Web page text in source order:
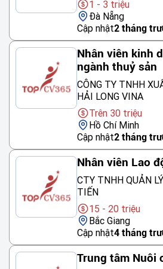
1 - 3 triệu
Đà Nẵng
Cập nhật2 tháng
Nhân viên kinh
ngành thuỷ sản
CÔNG TY TNHH
HẢI LONG VINA
Trên 30 triệu
Hồ Chí Minh
Cập nhật2 tháng
Nhân viên Lao
CTY TNHH QUẢN
TIẾN
15 - 20 triệu
Bắc Giang
Cập nhật4 tháng
Trung tâm Nuôi